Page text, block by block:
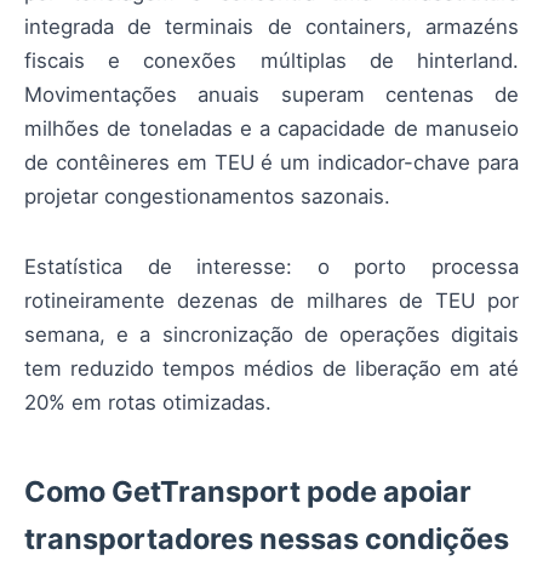
integrada de terminais de containers, armazéns
fiscais e conexões múltiplas de hinterland.
Movimentações anuais superam centenas de
milhões de toneladas e a capacidade de manuseio
de contêineres em TEU é um indicador-chave para
projetar congestionamentos sazonais.
Estatística de interesse: o porto processa
rotineiramente dezenas de milhares de TEU por
semana, e a sincronização de operações digitais
tem reduzido tempos médios de liberação em até
20% em rotas otimizadas.
Como GetTransport pode apoiar
transportadores nessas condições